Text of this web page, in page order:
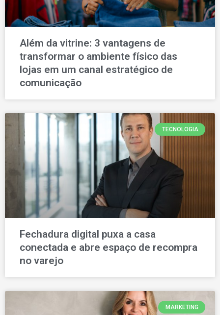
Além da vitrine: 3 vantagens de
transformar o ambiente físico das
lojas em um canal estratégico de
comunicação
TECNOLOGIA
Fechadura digital puxa a casa
conectada e abre espaço de recompra
no varejo
MARKETING